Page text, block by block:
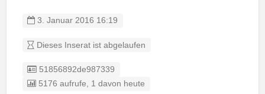
3. Januar 2016 16:19
Dieses Inserat ist abgelaufen
Listing ID
51856892de987339
5176 aufrufe, 1 davon heute